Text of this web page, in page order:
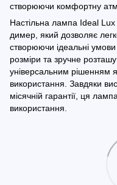
створюючи комфортну
Настільна лампа Ideal
димер, який дозволяє
створюючи ідеальні умови
розміри та зручне
універсальним рішенням
використання. Завдяки
місячній гарантії, ця
використання.